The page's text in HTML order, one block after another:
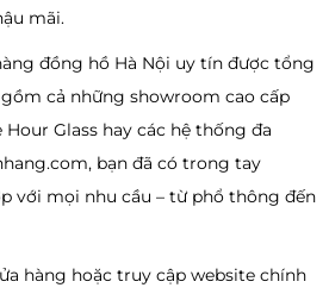
mãi.
đồng hồ Hà Nội uy tín được tổng
cả những showroom cao cấp
Glass hay các hệ thống đa
bạn đã có trong tay
với mọi nhu cầu – từ phổ thông đến
hàng hoặc truy cập website chính